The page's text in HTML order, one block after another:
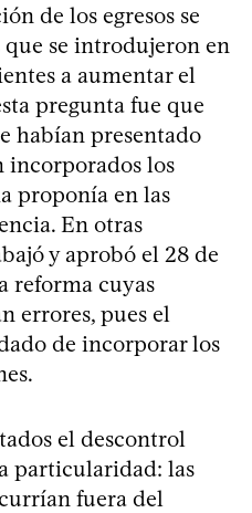
de los egresos se
se introdujeron en
a aumentar el
pregunta fue que
habían presentado
incorporados los
proponía en las
En otras
y aprobó el 28 de
reforma cuyas
errores, pues el
de incorporar los
el descontrol
particularidad: las
fuera del